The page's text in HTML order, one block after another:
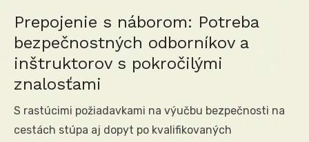
Prepojenie s náborom: Potreba
bezpečnostných odborníkov a
inštruktorov s pokročilými
znalosťami
S rastúcimi požiadavkami na výučbu bezpečnosti na
cestách stúpa aj dopyt po kvalifikovaných